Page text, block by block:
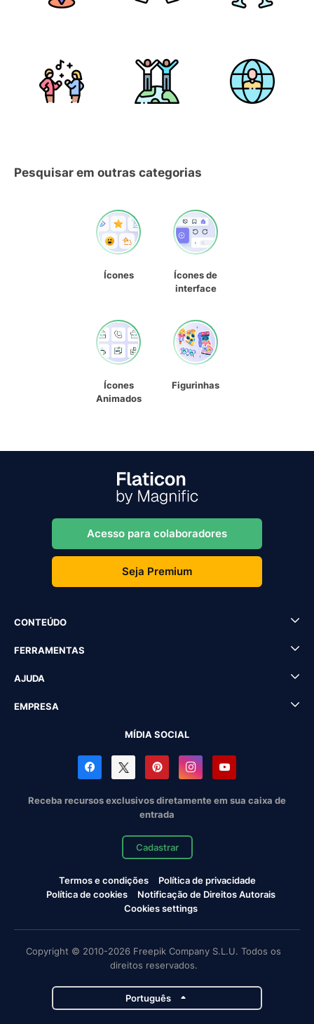
Pesquisar em outras categorias
Ícones
Ícones de
interface
Ícones
Animados
Figurinhas
Acesso para colaboradores
Seja Premium
CONTEÚDO
FERRAMENTAS
AJUDA
EMPRESA
MÍDIA SOCIAL
Receba recursos exclusivos diretamente em sua caixa de
entrada
Cadastrar
Termos e condições
Política de privacidade
Política de cookies
Notificação de Direitos Autorais
Cookies settings
Copyright © 2010-2026 Freepik Company S.L.U. Todos os
direitos reservados.
Português